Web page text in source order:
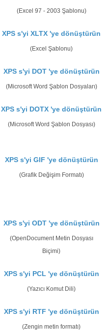
(Excel 97 - 2003 Şablonu)
XPS s'yi XLTX 'ye dönüştürün
(Excel Şablonu)
XPS s'yi DOT 'ye dönüştürün
(Microsoft Word Şablon Dosyaları)
XPS s'yi DOTX 'ye dönüştürün
(Microsoft Word Şablon Dosyası)
XPS s'yi GIF 'ye dönüştürün
(Grafik Değişim Formatı)
XPS s'yi ODT 'ye dönüştürün
(OpenDocument Metin Dosyası
Biçimi)
XPS s'yi PCL 'ye dönüştürün
(Yazıcı Komut Dili)
XPS s'yi RTF 'ye dönüştürün
(Zengin metin formatı)